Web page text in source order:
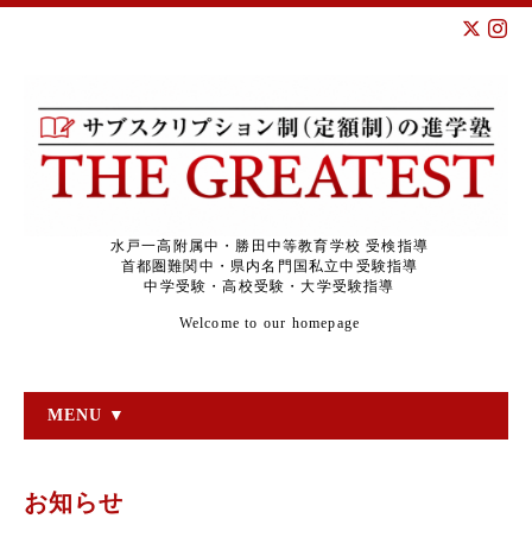
水戸一高附属中・勝田中等教育学校 受検指導
首都圏難関中・県内名門国私立中受験指導
中学受験・高校受験・大学受験指導
Welcome to our homepage
MENU ▼
お知らせ